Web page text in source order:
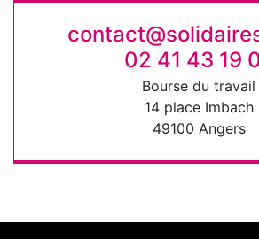
02 41 43 19
Bourse du travail
14 place Imbach
49100 Angers